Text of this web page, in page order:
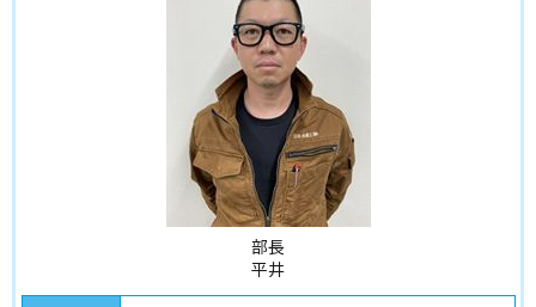
部長
平井